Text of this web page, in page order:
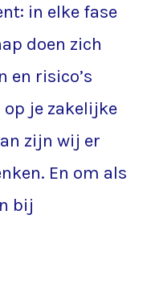
in elke fase
doen zich
en risico’s
je zakelijke
zijn wij er
En om als
bij